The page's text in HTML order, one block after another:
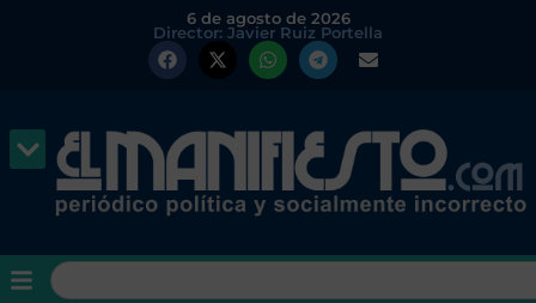
6 de agosto de 2026
Director: Javier Ruiz Portella